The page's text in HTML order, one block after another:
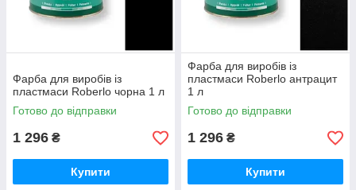
Фарба для виробів із
пластмаси Roberlo чорна 1 л
Готово до відправки
1 296 ₴
Купити
Фарба для виробів із
пластмаси Roberlo антрацит
1 л
Готово до відправки
1 296 ₴
Купити